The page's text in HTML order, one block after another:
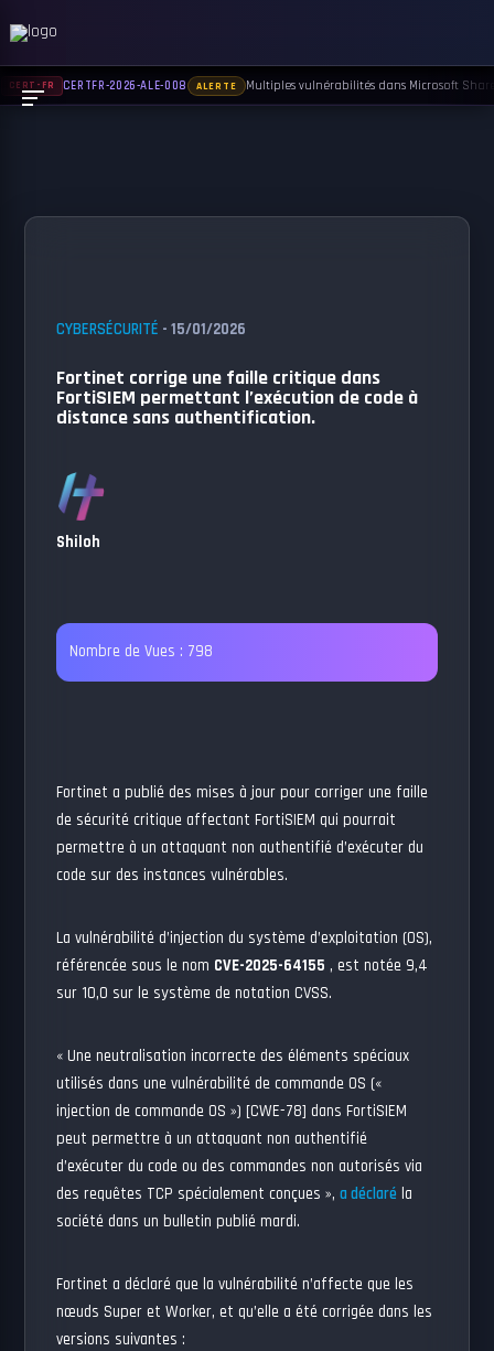
CYBERSÉCURITÉ - 15/01/2026
Fortinet corrige une faille critique dans
FortiSIEM permettant l’exécution de code à
distance sans authentification.
Shiloh
Nombre de Vues : 798
Fortinet a publié des mises à jour pour corriger une faille
de sécurité critique affectant FortiSIEM qui pourrait
permettre à un attaquant non authentifié d’exécuter du
code sur des instances vulnérables.
La vulnérabilité d’injection du système d’exploitation (OS),
référencée sous le nom CVE-2025-64155 , est notée 9,4
sur 10,0 sur le système de notation CVSS.
« Une neutralisation incorrecte des éléments spéciaux
utilisés dans une vulnérabilité de commande OS («
injection de commande OS ») [CWE-78] dans FortiSIEM
peut permettre à un attaquant non authentifié
d’exécuter du code ou des commandes non autorisés via
des requêtes TCP spécialement conçues »,a déclaré la
société dans un bulletin publié mardi.
Fortinet a déclaré que la vulnérabilité n’affecte que les
nœuds Super et Worker, et qu’elle a été corrigée dans les
versions suivantes :
CERT-FR CERTFR-2026-ALE-008 ALERTE Multiples vulnérabilités dans Microsoft